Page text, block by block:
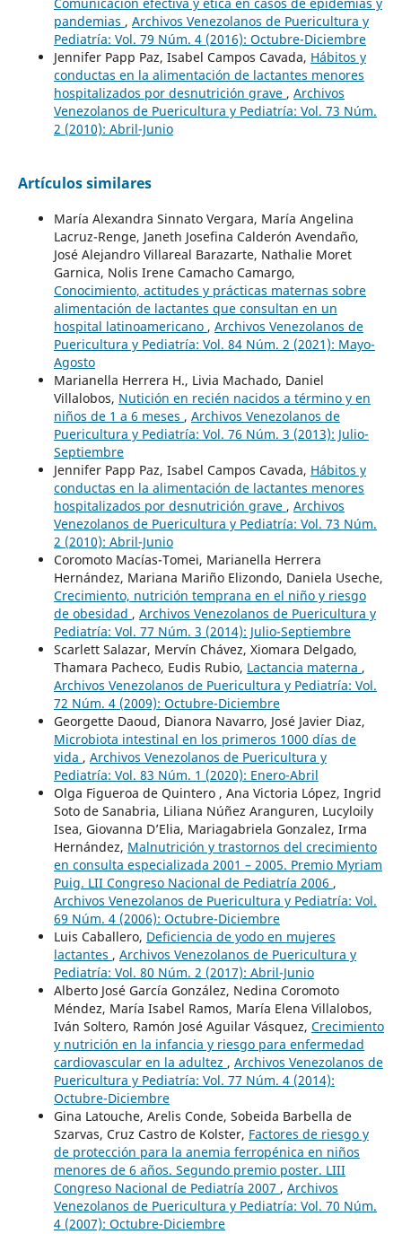
pandemias , Archivos Venezolanos de Puericultura y
Pediatría: Vol. 79 Núm. 4 (2016): Octubre-Diciembre
Jennifer Papp Paz, Isabel Campos Cavada, Hábitos y
conductas en la alimentación de lactantes menores
hospitalizados por desnutrición grave , Archivos
Venezolanos de Puericultura y Pediatría: Vol. 73 Núm.
2 (2010): Abril-Junio
Artículos similares
María Alexandra Sinnato Vergara, María Angelina
Lacruz-Renge, Janeth Josefina Calderón Avendaño,
José Alejandro Villareal Barazarte, Nathalie Moret
Garnica, Nolis Irene Camacho Camargo,
Conocimiento, actitudes y prácticas maternas sobre
alimentación de lactantes que consultan en un
hospital latinoamericano , Archivos Venezolanos de
Puericultura y Pediatría: Vol. 84 Núm. 2 (2021): Mayo-
Agosto
Marianella Herrera H., Livia Machado, Daniel
Villalobos, Nutición en recién nacidos a término y en
niños de 1 a 6 meses , Archivos Venezolanos de
Puericultura y Pediatría: Vol. 76 Núm. 3 (2013): Julio-
Septiembre
Jennifer Papp Paz, Isabel Campos Cavada, Hábitos y
conductas en la alimentación de lactantes menores
hospitalizados por desnutrición grave , Archivos
Venezolanos de Puericultura y Pediatría: Vol. 73 Núm.
2 (2010): Abril-Junio
Coromoto Macías-Tomei, Marianella Herrera
Hernández, Mariana Mariño Elizondo, Daniela Useche,
Crecimiento, nutrición temprana en el niño y riesgo
de obesidad , Archivos Venezolanos de Puericultura y
Pediatría: Vol. 77 Núm. 3 (2014): Julio-Septiembre
Scarlett Salazar, Mervín Chávez, Xiomara Delgado,
Thamara Pacheco, Eudis Rubio, Lactancia materna ,
Archivos Venezolanos de Puericultura y Pediatría: Vol.
72 Núm. 4 (2009): Octubre-Diciembre
Georgette Daoud, Dianora Navarro, José Javier Diaz,
Microbiota intestinal en los primeros 1000 días de
vida , Archivos Venezolanos de Puericultura y
Pediatría: Vol. 83 Núm. 1 (2020): Enero-Abril
Olga Figueroa de Quintero , Ana Victoria López, Ingrid
Soto de Sanabria, Liliana Núñez Aranguren, Lucyloily
Isea, Giovanna D’Elia, Mariagabriela Gonzalez, Irma
Hernández, Malnutrición y trastornos del crecimiento
en consulta especializada 2001 – 2005. Premio Myriam
Puig. LII Congreso Nacional de Pediatría 2006 ,
Archivos Venezolanos de Puericultura y Pediatría: Vol.
69 Núm. 4 (2006): Octubre-Diciembre
Luis Caballero, Deficiencia de yodo en mujeres
lactantes , Archivos Venezolanos de Puericultura y
Pediatría: Vol. 80 Núm. 2 (2017): Abril-Junio
Alberto José García González, Nedina Coromoto
Méndez, María Isabel Ramos, María Elena Villalobos,
Iván Soltero, Ramón José Aguilar Vásquez, Crecimiento
y nutrición en la infancia y riesgo para enfermedad
cardiovascular en la adultez , Archivos Venezolanos de
Puericultura y Pediatría: Vol. 77 Núm. 4 (2014):
Octubre-Diciembre
Gina Latouche, Arelis Conde, Sobeida Barbella de
Szarvas, Cruz Castro de Kolster, Factores de riesgo y
de protección para la anemia ferropénica en niños
menores de 6 años. Segundo premio poster. LIII
Congreso Nacional de Pediatría 2007 , Archivos
Venezolanos de Puericultura y Pediatría: Vol. 70 Núm.
4 (2007): Octubre-Diciembre